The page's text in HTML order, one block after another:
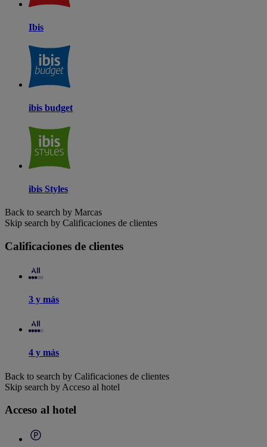
Ibis
ibis budget
ibis Styles
Back to search by Marcas
Skip search by Calificaciones de clientes
Calificaciones de clientes
3 y más
4 y más
Back to search by Calificaciones de clientes
Skip search by Acceso al hotel
Acceso al hotel